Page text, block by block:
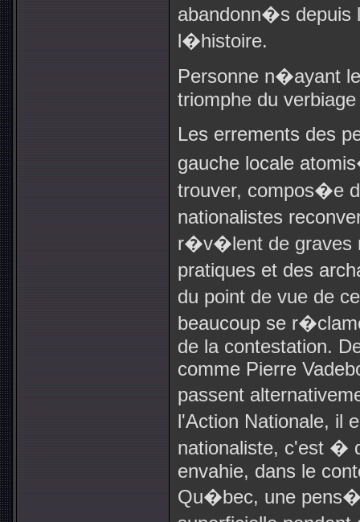
abandonn�s depuis
l�histoire.
Personne n�ayant
triomphe du
Les errements des
gauche locale
trouver, compos�e
nationalistes
r�v�lent de graves
pratiques et des
du point de vue de
beaucoup se
de la contestation.
comme Pierre
passent
l'Action Nationale, il
nationaliste, c'est �
envahie, dans le
Qu�bec, une